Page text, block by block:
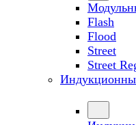
Flash
Flood
Street
Street